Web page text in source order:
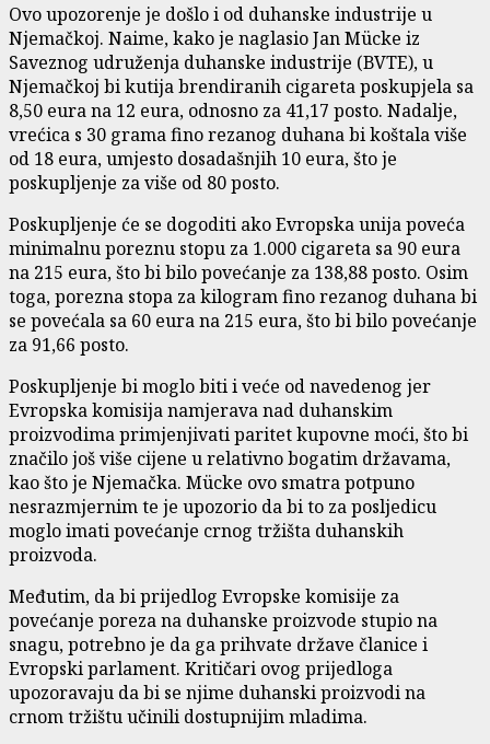
Ovo upozorenje je došlo i od duhanske industrije u
Njemačkoj. Naime, kako je naglasio Jan Mücke iz
Saveznog udruženja duhanske industrije (BVTE), u
Njemačkoj bi kutija brendiranih cigareta poskupjela sa
8,50 eura na 12 eura, odnosno za 41,17 posto. Nadalje,
vrećica s 30 grama fino rezanog duhana bi koštala više
od 18 eura, umjesto dosadašnjih 10 eura, što je
poskupljenje za više od 80 posto.
Poskupljenje će se dogoditi ako Evropska unija poveća
minimalnu poreznu stopu za 1.000 cigareta sa 90 eura
na 215 eura, što bi bilo povećanje za 138,88 posto. Osim
toga, porezna stopa za kilogram fino rezanog duhana bi
se povećala sa 60 eura na 215 eura, što bi bilo povećanje
za 91,66 posto.
Poskupljenje bi moglo biti i veće od navedenog jer
Evropska komisija namjerava nad duhanskim
proizvodima primjenjivati paritet kupovne moći, što bi
značilo još više cijene u relativno bogatim državama,
kao što je Njemačka. Mücke ovo smatra potpuno
nesrazmjernim te je upozorio da bi to za posljedicu
moglo imati povećanje crnog tržišta duhanskih
proizvoda.
Međutim, da bi prijedlog Evropske komisije za
povećanje poreza na duhanske proizvode stupio na
snagu, potrebno je da ga prihvate države članice i
Evropski parlament. Kritičari ovog prijedloga
upozoravaju da bi se njime duhanski proizvodi na
crnom tržištu učinili dostupnijim mladima.